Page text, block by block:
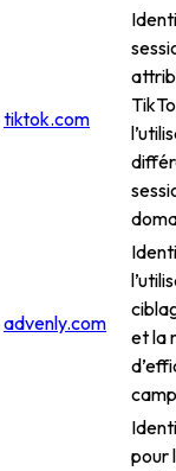
tiktok.com
advenly.com
et la
pour